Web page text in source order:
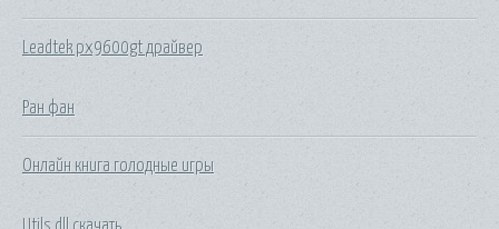
Leadtek px9600gt драйвер
Ран фан
Онлайн книга голодные игры
Utils dll скачать